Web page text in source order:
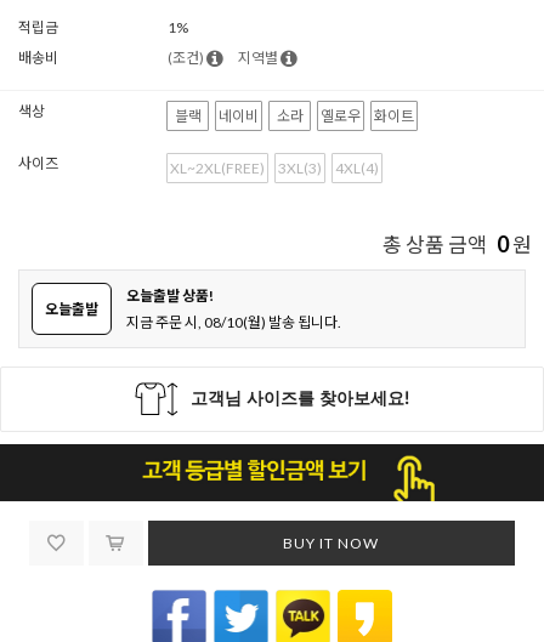
적립금
1%
배송비
(조건) 지역별
색상 블랙 네이비 소라 옐로우 화이트
사이즈 XL~2XL(FREE) 3XL(3) 4XL(4)
총 상품 금액 0원
오늘출발
오늘출발 상품!
지금 주문 시, 08/10(월) 발송 됩니다.
BUY IT NOW